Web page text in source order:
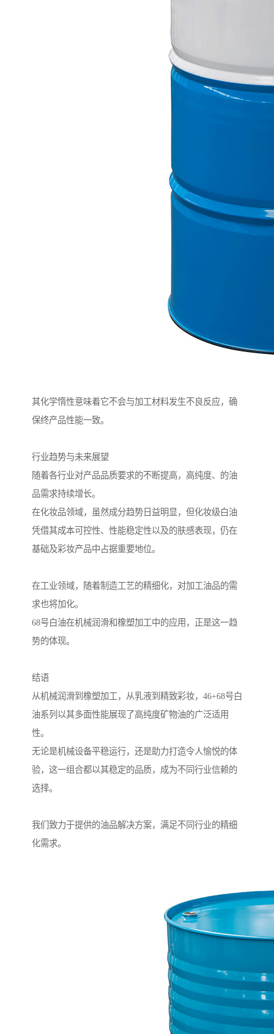
其化学惰性意味着它不会与加工材料发生不良反应，确
保终产品性能一致。
行业趋势与未来展望
随着各行业对产品品质要求的不断提高，高纯度、的油
品需求持续增长。
在化妆品领域，虽然成分趋势日益明显，但化妆级白油
凭借其成本可控性、性能稳定性以及的肤感表现，仍在
基础及彩妆产品中占据重要地位。
在工业领域，随着制造工艺的精细化，对加工油品的需
求也将加化。
68号白油在机械润滑和橡塑加工中的应用，正是这一趋
势的体现。
结语
从机械润滑到橡塑加工，从乳液到精致彩妆，46+68号白
油系列以其多面性能展现了高纯度矿物油的广泛适用
性。
无论是机械设备平稳运行，还是助力打造令人愉悦的体
验，这一组合都以其稳定的品质，成为不同行业信赖的
选择。
我们致力于提供的油品解决方案，满足不同行业的精细
化需求。